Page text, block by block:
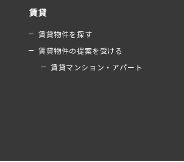
賃貸
賃貸物件を探す
賃貸物件の提案を受ける
賃貸マンション・アパート